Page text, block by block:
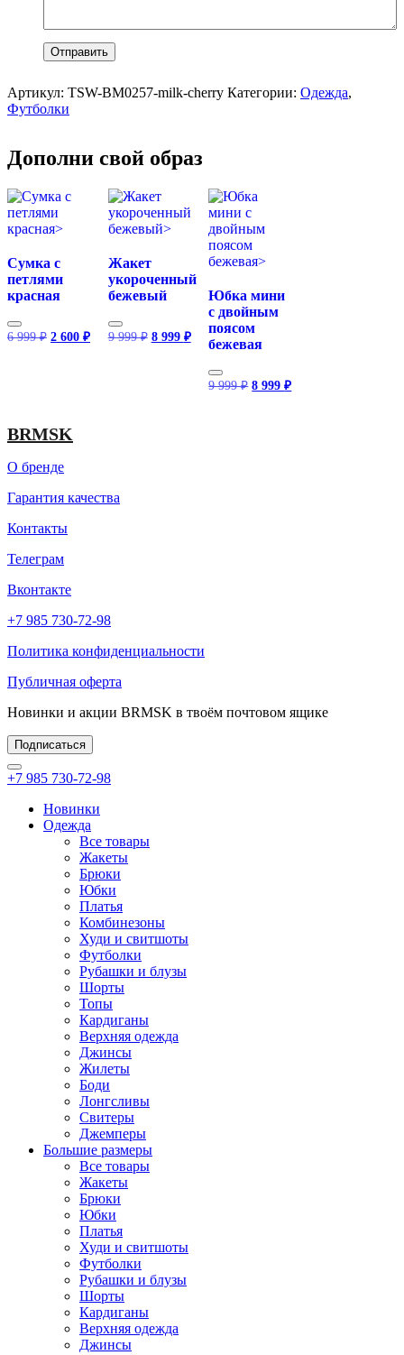
Артикул: TSW-BM0257-milk-cherry Категории: Одежда,
Футболки
Дополни свой образ
Сумка с
петлями
красная
6 999₽ Первоначальная
цена
2 600 ₽Текущая
цена:
Жакет
укороченный
бежевый
9 999₽ Первоначальная
цена
8 999 ₽Текущая
цена:
999 ₽.
Юбка мини
с двойным
поясом
бежевая
9 999₽ Первоначальная
цена
8 999₽Текущая
цена:
BRMSK
О бренде
Гарантия качества
Контакты
Телеграм
Вконтакте
+7 985 730-72-98
Политика конфиденциальности
Публичная оферта
Новинки и акции BRMSK в твоём почтовом ящике
Подписаться
+7 985 730-72-98
Новинки
Одежда
Все товары
Жакеты
Брюки
Юбки
Платья
Комбинезоны
Худи и свитшоты
Футболки
Рубашки и блузы
Шорты
Топы
Кардиганы
Верхняя одежда
Джинсы
Жилеты
Боди
Лонгсливы
Свитеры
Джемперы
Большие размеры
Все товары
Жакеты
Брюки
Юбки
Платья
Худи и свитшоты
Футболки
Рубашки и блузы
Шорты
Кардиганы
Верхняя одежда
Джинсы